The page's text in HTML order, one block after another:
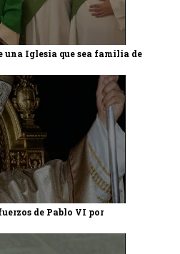
una Iglesia que sea familia de
de Pablo VI por